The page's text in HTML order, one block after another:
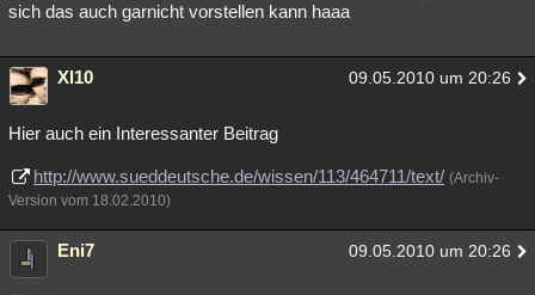
sich das auch garnicht vorstellen kann haaa
Xl10 09.05.2010 um 20:26
Hier auch ein Interessanter Beitrag
http://www.sueddeutsche.de/wissen/113/464711/text/ (Archiv-
Version vom 18.02.2010)
Eni7 09.05.2010 um 20:26